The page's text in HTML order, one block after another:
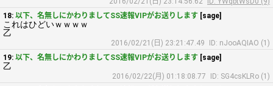
18: 以下、名無しにかわりましてSS速報VIPがお送りします [sage]
これはひどいｗｗｗｗ
乙
2016/02/21(日) 23:21:47.49
ID: nJooAQIAO (1)
19: 以下、名無しにかわりましてSS速報VIPがお送りします [sage]
乙
2016/02/22(月) 01:18:08.77
ID: SG4csKLRo (1)